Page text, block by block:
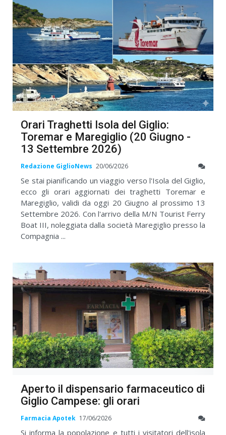
Orari Traghetti Isola del Giglio:
Toremar e Maregiglio (20 Giugno -
13 Settembre 2026)
Redazione GiglioNews 20/06/2026
Se stai pianificando un viaggio verso l'Isola del Giglio,
ecco gli orari aggiornati dei traghetti Toremar e
Maregiglio, validi da oggi 20 Giugno al prossimo 13
Settembre 2026. Con l'arrivo della M/N Tourist Ferry
Boat III, noleggiata dalla società Maregiglio presso la
Compagnia ...
Aperto il dispensario farmaceutico di
Giglio Campese: gli orari
Farmacia Apotek 17/06/2026
Si informa la popolazione e tutti i visitatori dell'isola